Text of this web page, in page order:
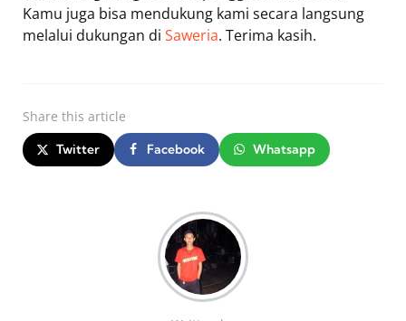
Kamu juga bisa mendukung kami secara langsung
melalui dukungan di Saweria. Terima kasih.
Share this article
Twitter Facebook Whatsapp